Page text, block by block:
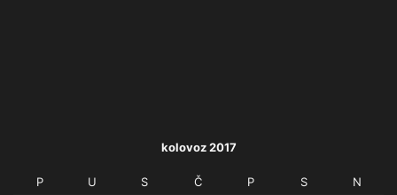
kolovoz 2017
P U S Č P S N